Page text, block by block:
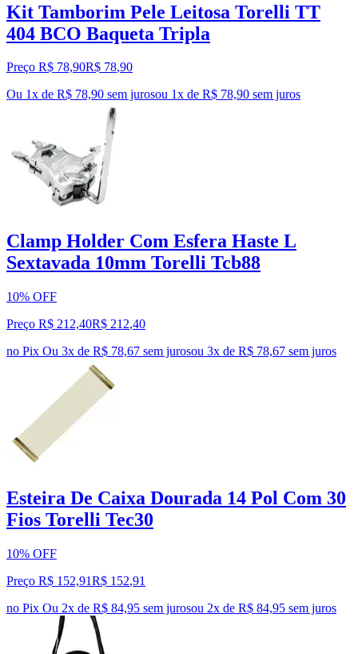
Kit Tamborim Pele Leitosa Torelli TT
404 BCO Baqueta Tripla
Preço R$ 78,90R$ 78,90
Ou 1x de R$ 78,90 sem jurosou 1x de R$ 78,90 sem juros
Clamp Holder Com Esfera Haste L
Sextavada 10mm Torelli Tcb88
10% OFF
Preço R$ 212,40R$ 212,40
no Pix Ou 3x de R$ 78,67 sem jurosou 3x de R$ 78,67 sem juros
Esteira De Caixa Dourada 14 Pol Com 30
Fios Torelli Tec30
10% OFF
Preço R$ 152,91R$ 152,91
no Pix Ou 2x de R$ 84,95 sem jurosou 2x de R$ 84,95 sem juros